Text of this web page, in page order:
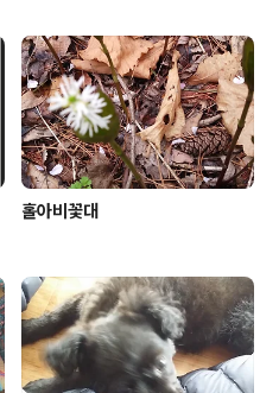
홀아비꽃대